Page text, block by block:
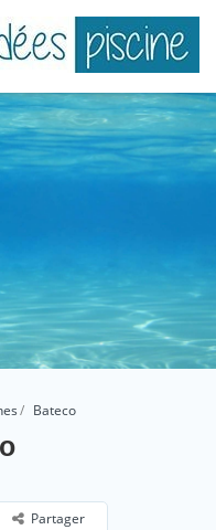
Bateco
Partager